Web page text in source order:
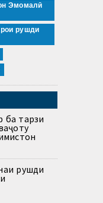
Эмомалӣ
рушди
тарзи
рушди